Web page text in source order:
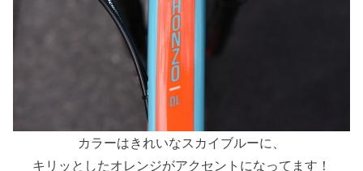
カラーはきれいなスカイブルーに、
キリッとしたオレンジがアクセントになってます！